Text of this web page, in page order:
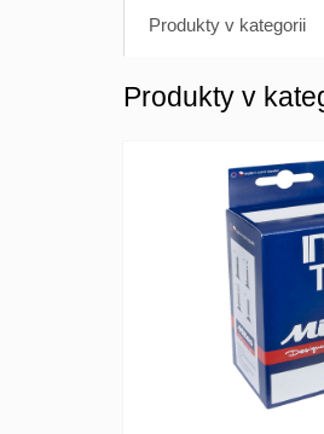
Produkty v kategorii
Produkty v